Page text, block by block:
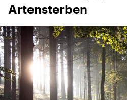
Artensterben